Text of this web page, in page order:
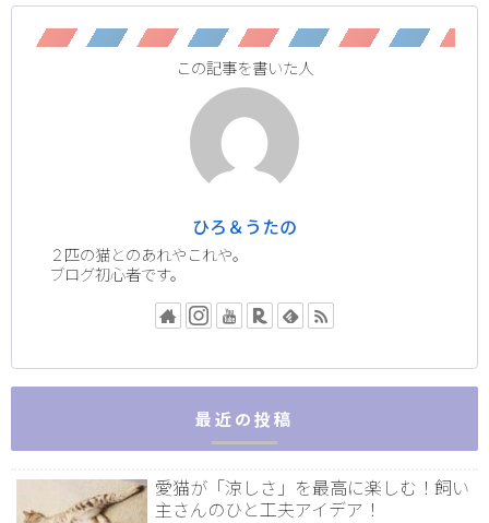
この記事を書いた人
ひろ＆うたの
２匹の猫とのあれやこれや。
ブログ初心者です。
最近の投稿
愛猫が「涼しさ」を最高に楽しむ！飼い
主さんのひと工夫アイデア！